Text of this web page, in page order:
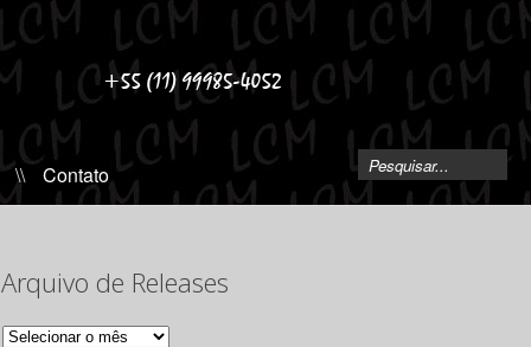
\\ Contato
Arquivo de Releases
Arquivo